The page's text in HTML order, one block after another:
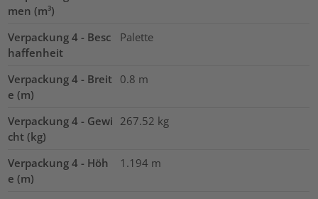
men (m³)
Verpackung 4 - Besc
haffenheit
Palette
Verpackung 4 - Breit
e (m)
0.8 m
Verpackung 4 - Gewi
cht (kg)
267.52 kg
Verpackung 4 - Höh
e (m)
1.194 m